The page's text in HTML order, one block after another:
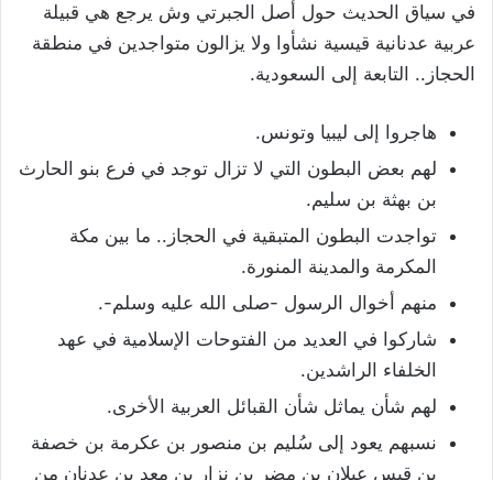
في سياق الحديث حول أصل الجبرتي وش يرجع هي قبيلة
عربية عدنانية قيسية نشأوا ولا يزالون متواجدين في منطقة
الحجاز.. التابعة إلى السعودية.
هاجروا إلى ليبيا وتونس.
لهم بعض البطون التي لا تزال توجد في فرع بنو الحارث
بن بهثة بن سليم.
تواجدت البطون المتبقية في الحجاز.. ما بين مكة
المكرمة والمدينة المنورة.
منهم أخوال الرسول -صلى الله عليه وسلم-.
شاركوا في العديد من الفتوحات الإسلامية في عهد
الخلفاء الراشدين.
لهم شأن يماثل شأن القبائل العربية الأخرى.
نسبهم يعود إلى سُليم بن منصور بن عكرمة بن خصفة
بن قيس عيلان بن مضر بن نزار بن معد بن عدنان من